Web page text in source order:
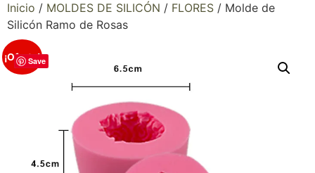
Inicio / MOLDES DE SILICÓN / FLORES / Molde de
Silicón Ramo de Rosas
¡Oferta!
Save